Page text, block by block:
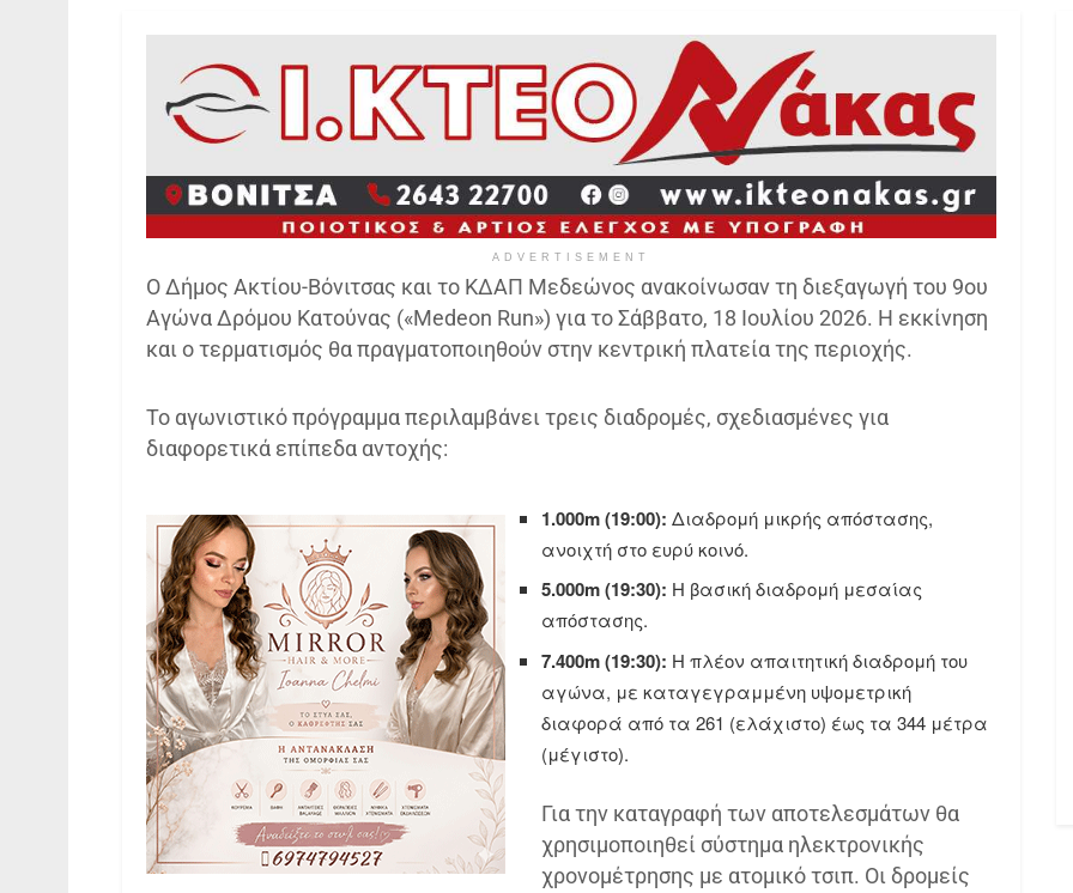
ADVERTISEMENT
Ο Δήμος Ακτίου-Βόνιτσας και το ΚΔΑΠ Μεδεώνος ανακοίνωσαν τη διεξαγωγή του 9ου
Αγώνα Δρόμου Κατούνας («Medeon Run») για το Σάββατο, 18 Ιουλίου 2026. Η εκκίνηση
και ο τερματισμός θα πραγματοποιηθούν στην κεντρική πλατεία της περιοχής.
Το αγωνιστικό πρόγραμμα περιλαμβάνει τρεις διαδρομές, σχεδιασμένες για
διαφορετικά επίπεδα αντοχής:
1.000m (19:00): Διαδρομή μικρής απόστασης,
ανοιχτή στο ευρύ κοινό.
5.000m (19:30): Η βασική διαδρομή μεσαίας
απόστασης.
7.400m (19:30): Η πλέον απαιτητική διαδρομή του
αγώνα, με καταγεγραμμένη υψομετρική
διαφορά από τα 261 (ελάχιστο) έως τα 344 μέτρα
(μέγιστο).
Για την καταγραφή των αποτελεσμάτων θα
χρησιμοποιηθεί σύστημα ηλεκτρονικής
χρονομέτρησης με ατομικό τσιπ. Οι δρομείς